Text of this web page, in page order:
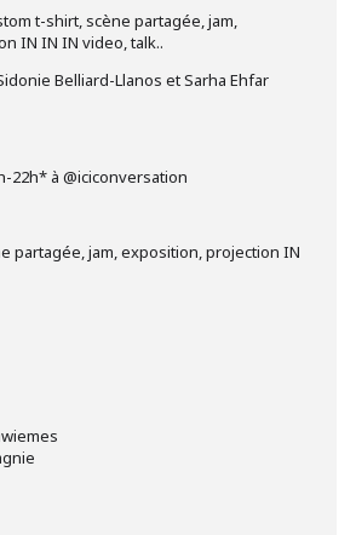
t-shirt, scène partagée, jam,
IN IN IN video, talk..
Belliard-Llanos et Sarha Ehfar
22h* à @iciconversation
partagée, jam, exposition, projection IN